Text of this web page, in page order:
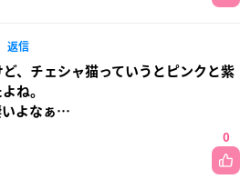
返信
、チェシャ猫っていうとピンクと紫
ね。
いよなぁ…
0